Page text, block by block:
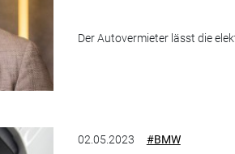
Der Autovermieter lässt die
02.05.2023 #BMW